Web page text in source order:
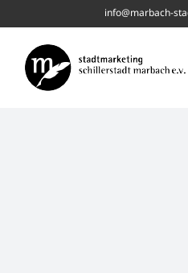
to
content
info@marbach-